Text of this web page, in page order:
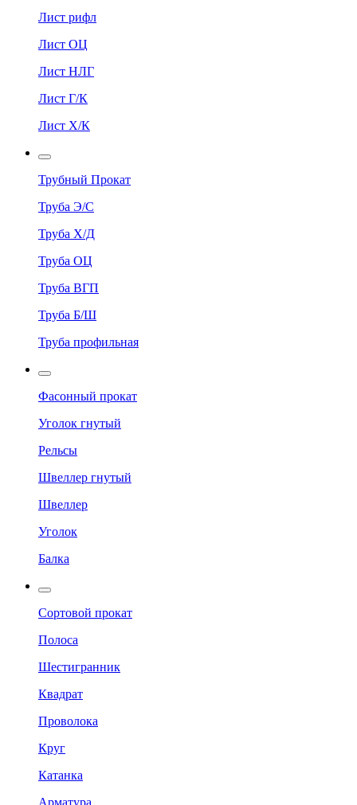
Лист рифл
Лист ОЦ
Лист НЛГ
Лист Г/К
Лист Х/К
Трубный Прокат
Труба Э/С
Труба Х/Д
Труба ОЦ
Труба ВГП
Труба Б/Ш
Труба профильная
Фасонный прокат
Уголок гнутый
Рельсы
Швеллер гнутый
Швеллер
Уголок
Балка
Сортовой прокат
Полоса
Шестигранник
Квадрат
Проволока
Круг
Катанка
Арматура